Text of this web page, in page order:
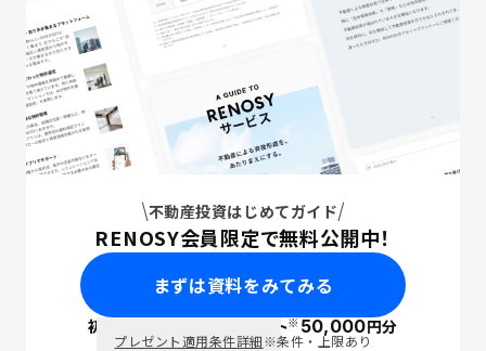
不動産投資はじめてガイド
RENOSY会員限定で無料公開中！
まずは資料をみてみる
初回面談で ポイント※50,000円分
プレゼント適用条件詳細※条件・上限あり